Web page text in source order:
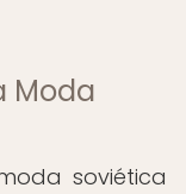
Moda
soviética